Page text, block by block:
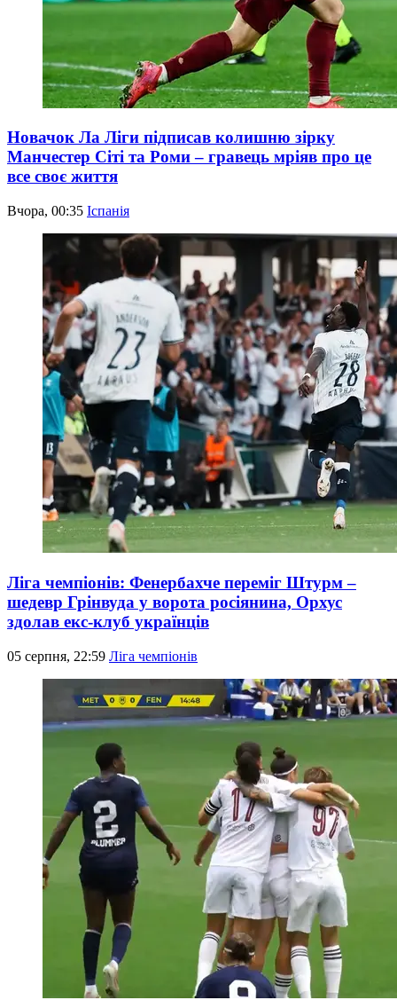
Новачок Ла Ліги підписав колишню зірку
Манчестер Сіті та Роми – гравець мріяв про це
все своє життя
Вчора, 00:35 Іспанія
Ліга чемпіонів: Фенербахче переміг Штурм –
шедевр Грінвуда у ворота росіянина, Орхус
здолав екс-клуб українців
05 серпня, 22:59 Ліга чемпіонів